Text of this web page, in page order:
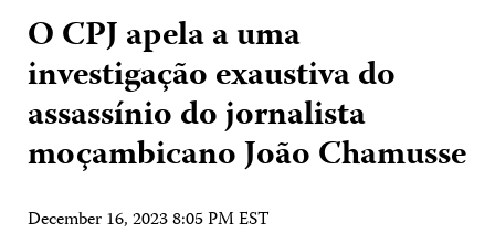
O CPJ apela a uma
investigação exaustiva do
assassínio do jornalista
moçambicano João Chamusse
December 16, 2023 8:05 PM EST